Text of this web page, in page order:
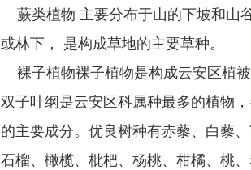
蕨类植物 主要分布于山的下坡和山
或林下， 是构成草地的主要草种。
裸子植物裸子植物是构成云安区植
双子叶纲是云安区科属种最多的植物
的主要成分。优良树种有赤藜、白藜
石榴、橄榄、枇杷、杨桃、柑橘、桃